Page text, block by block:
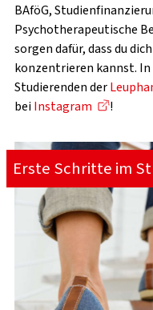
BAföG,
Psychotherapeutische
sorgen dafür, dass du
konzentrieren kannst.
Studierenden der
beiInstagram !
Erste Schritte im